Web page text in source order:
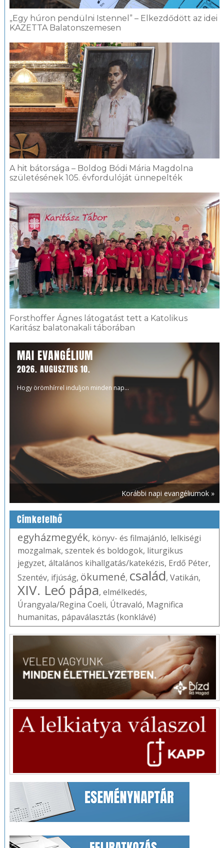
„Egy húron pendülni Istennel” – Elkezdődött az idei
KAZETTA Balatonszemesen
A hit bátorsága – Boldog Bódi Mária Magdolna
születésének 105. évfordulóját ünnepelték
Forsthoffer Ágnes látogatást tett a Katolikus
Karitász balatonakali táborában
MAI EVANGÉLIUM
2026. AUGUSZTUS 10.
Hogy örömhírrel induljon minden nap...
Korábbi napi evangéliumok »
Címkefelhő
egyházmegyék, könyv- és filmajánló, lelkiségi
mozgalmak, szentek és boldogok, liturgikus
jegyzet, általános kihallgatás/katekézis, Erdő Péter,
Szentév, ifjúság, ökumené, család, Vatikán,
XIV. Leó pápa, elmélkedés,
Úrangyala/Regina Coeli, Útravaló, Magnifica
humanitas, pápaválasztás (konklávé)